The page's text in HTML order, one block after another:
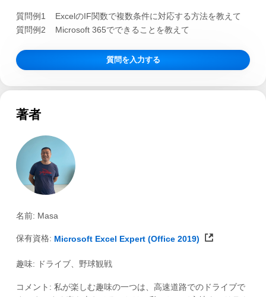
質問例1
ExcelのIF関数で複数条件に対応する方法を教えて
質問例2
Microsoft 365でできることを教えて
質問を入力する
著者
名前: Masa
保有資格: Microsoft Excel Expert (Office 2019)
趣味: ドライブ、野球観戦
コメント: 私が楽しむ趣味の一つは、高速道路でのドライブで